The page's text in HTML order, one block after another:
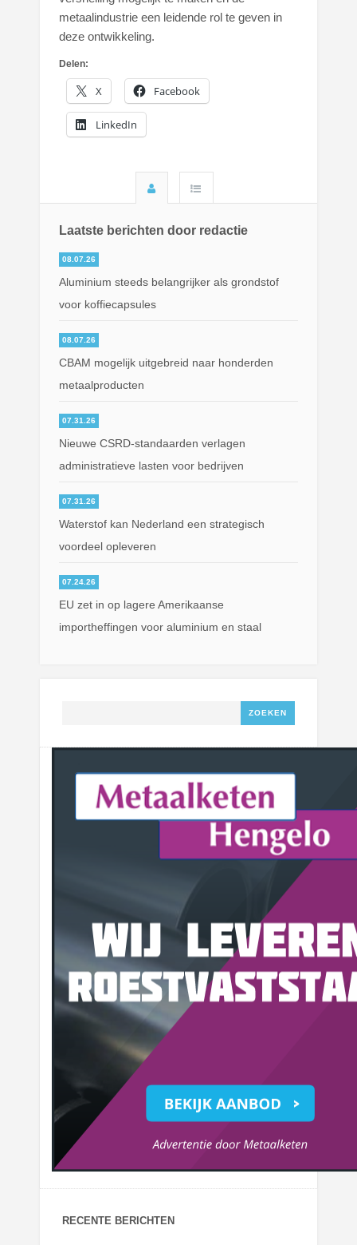
metaalindustrie een leidende rol te geven in
deze ontwikkeling.
Delen:
X Facebook
LinkedIn
Laatste berichten door redactie
08.07.26
Aluminium steeds belangrijker als grondstof
voor koffiecapsules
08.07.26
CBAM mogelijk uitgebreid naar honderden
metaalproducten
07.31.26
Nieuwe CSRD-standaarden verlagen
administratieve lasten voor bedrijven
07.31.26
Waterstof kan Nederland een strategisch
voordeel opleveren
07.24.26
EU zet in op lagere Amerikaanse
importheffingen voor aluminium en staal
RECENTE BERICHTEN